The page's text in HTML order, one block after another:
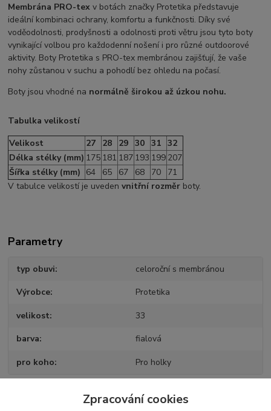
Membrána PRO-tex v botách značky Protetika představuje
ideální kombinaci ochrany, komfortu a funkčnosti. Díky své
voděodolnosti, prodyšnosti a odolnosti proti větru jsou tyto boty
vynikající volbou pro každodenní nošení i pro různé outdoorové
aktivity. Boty Protetika s PRO-tex membránou zajišťují, že vaše
nohy zůstanou v suchu a pohodlí bez ohledu na počasí.
Boty jsou vhodné na normálně širokou až úzkou nohu.
Tabulka velikostí
Velikost
27 28 29 30 31 32
Délka stélky (mm) 175 181 187 193 199 207
Šířka stélky (mm) 64 65 67 68 70
71
V tabulce velikostí je uvedenvnitřní rozměr boty.
Parametry
typ obuvi celoroční s membránou
Výrobce Protetika
velikost 33
barva fialová
pro koho Pro holky
Zpracování cookies